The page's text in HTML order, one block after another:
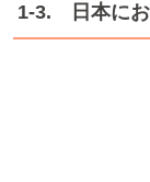
1-3. 日本にお